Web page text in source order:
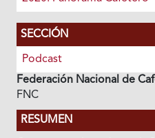
SECCIÓN
Podcast
Federación Nacional de
FNC
RESUMEN